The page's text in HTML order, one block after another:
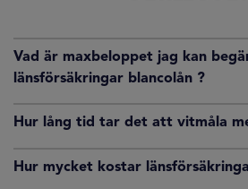
Vad är maxbeloppet jag kan
länsförsäkringar blancolån ?
Hur lång tid tar det att vitmåla
Hur mycket kostar